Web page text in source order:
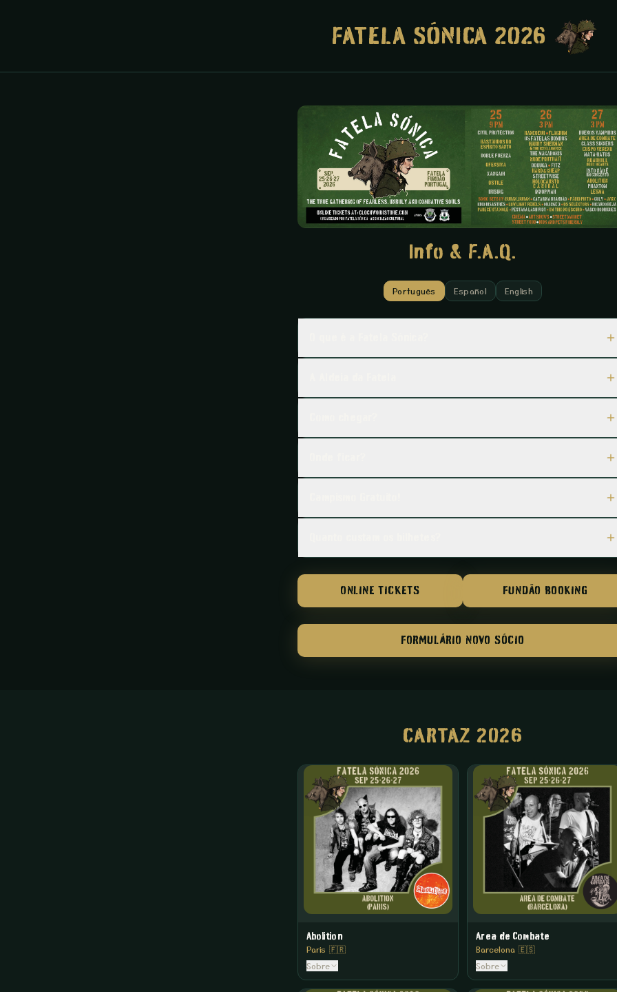
FATELA SÓNICA 2026
Info & F.A.Q.
Português Español English
ONLINE TICKETS FUNDÃO BOOKING
FORMULÁRIO NOVO SÓCIO
CARTAZ 2026
Abolition
Paris 🇫🇷
Sobre
Area de Combate
Barcelona 🇪🇸
Sobre